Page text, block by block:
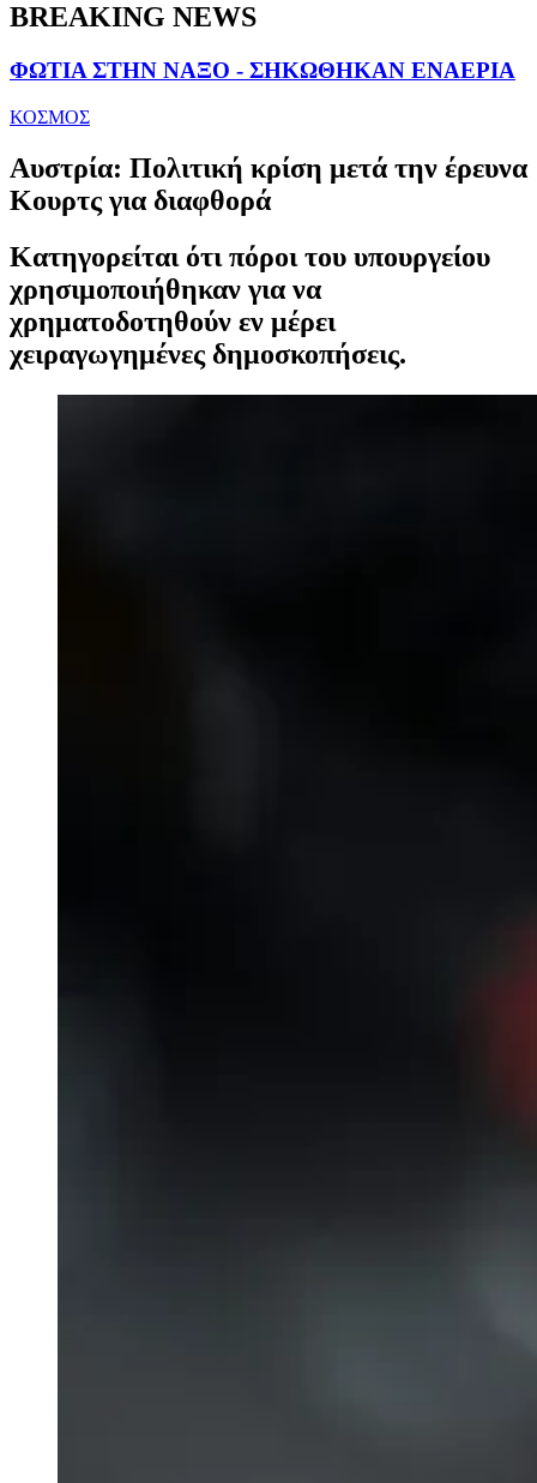
BREAKING NEWS
ΦΩΤΙΑ ΣΤΗΝ ΝΑΞΟ - ΣΗΚΩΘΗΚΑΝ ΕΝΑΕΡΙΑ
ΚΟΣΜΟΣ
Αυστρία: Πολιτική κρίση μετά την έρευνα
Κουρτς για διαφθορά
Κατηγορείται ότι πόροι του υπουργείου
χρησιμοποιήθηκαν για να
χρηματοδοτηθούν εν μέρει
χειραγωγημένες δημοσκοπήσεις.